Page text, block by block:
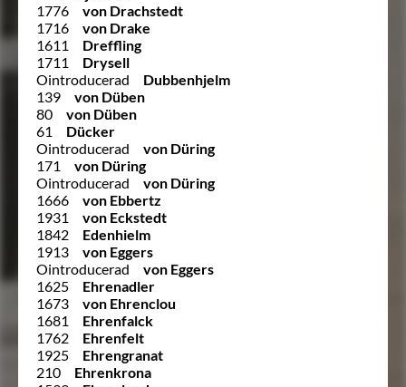
1776
von Drachstedt
1716
von Drake
1611
Dreffling
1711
Drysell
Ointroducerad
Dubbenhjelm
139
von Düben
80
von Düben
61
Dücker
Ointroducerad
von Düring
171
von Düring
Ointroducerad
von Düring
1666
von Ebbertz
1931
von Eckstedt
1842
Edenhielm
1913
von Eggers
Ointroducerad
von Eggers
1625
Ehrenadler
1673
von Ehrenclou
1681
Ehrenfalck
1762
Ehrenfelt
1925
Ehrengranat
210
Ehrenkrona